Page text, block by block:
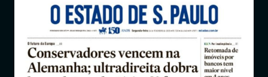
Início
Revistas